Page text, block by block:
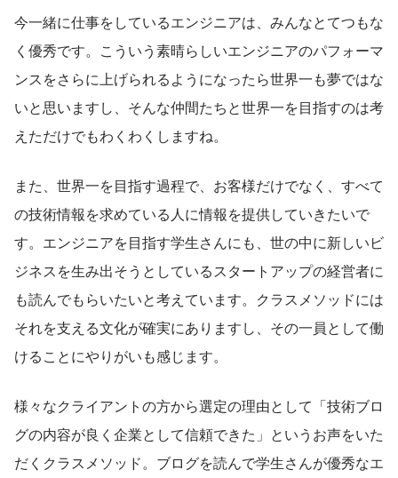
今一緒に仕事をしているエンジニアは、みんなとてつもな
く優秀です。こういう素晴らしいエンジニアのパフォーマ
ンスをさらに上げられるようになったら世界一も夢ではな
いと思いますし、そんな仲間たちと世界一を目指すのは考
えただけでもわくわくしますね。
また、世界一を目指す過程で、お客様だけでなく、すべて
の技術情報を求めている人に情報を提供していきたいで
す。エンジニアを目指す学生さんにも、世の中に新しいビ
ジネスを生み出そうとしているスタートアップの経営者に
も読んでもらいたいと考えています。クラスメソッドには
それを支える文化が確実にありますし、その一員として働
けることにやりがいも感じます。
様々なクライアントの方から選定の理由として「技術ブロ
グの内容が良く企業として信頼できた」というお声をいた
だくクラスメソッド。ブログを読んで学生さんが優秀なエ